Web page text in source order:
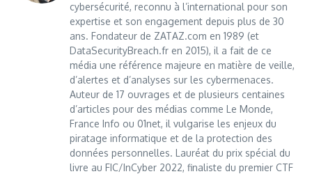
cybersécurité, reconnu à l’international pour son
expertise et son engagement depuis plus de 30
ans. Fondateur de ZATAZ.com en 1989 (et
DataSecurityBreach.fr en 2015), il a fait de ce
média une référence majeure en matière de veille,
d’alertes et d’analyses sur les cybermenaces.
Auteur de 17 ouvrages et de plusieurs centaines
d’articles pour des médias comme Le Monde,
France Info ou 01net, il vulgarise les enjeux du
piratage informatique et de la protection des
données personnelles. Lauréat du prix spécial du
livre au FIC/InCyber 2022, finaliste du premier CTF